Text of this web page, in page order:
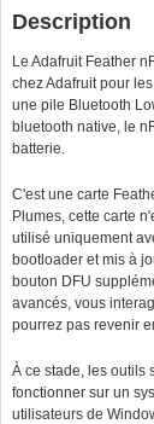
Description
Le Adafruit Feather
chez Adafruit pour
une pile Bluetooth
bluetooth native, le
batterie.
C'est une carte
Plumes, cette carte
utilisé uniquement
bootloader et mis à
bouton DFU
avancés, vous
pourrez pas revenir
À ce stade, les outils
fonctionner sur un
utilisateurs de